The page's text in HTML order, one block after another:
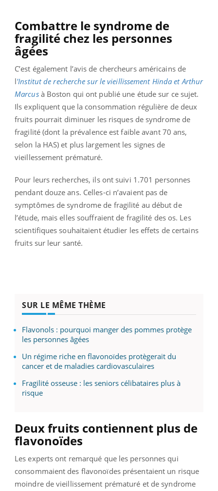
Combattre le syndrome de
fragilité chez les personnes
âgées
C’est également l’avis de chercheurs américains de
l'Institut de recherche sur le vieillissement Hinda et Arthur
Marcus à Boston qui ont publié une étude sur ce sujet.
Ils expliquent que la consommation régulière de deux
fruits pourrait diminuer les risques de syndrome de
fragilité (dont la prévalence est faible avant 70 ans,
selon la HAS) et plus largement les signes de
vieillessement prématuré.
Pour leurs recherches, ils ont suivi 1.701 personnes
pendant douze ans. Celles-ci n’avaient pas de
symptômes de syndrome de fragilité au début de
l’étude, mais elles souffraient de fragilité des os. Les
scientifiques souhaitaient étudier les effets de certains
fruits sur leur santé.
SUR LE MÊME THÈME
Flavonols : pourquoi manger des pommes protège
les personnes âgées
Un régime riche en flavonoïdes protègerait du
cancer et de maladies cardiovasculaires
Fragilité osseuse : les seniors célibataires plus à
risque
Deux fruits contiennent plus de
flavonoïdes
Les experts ont remarqué que les personnes qui
consommaient des flavonoïdes présentaient un risque
moindre de vieillissement prématuré et de syndrome